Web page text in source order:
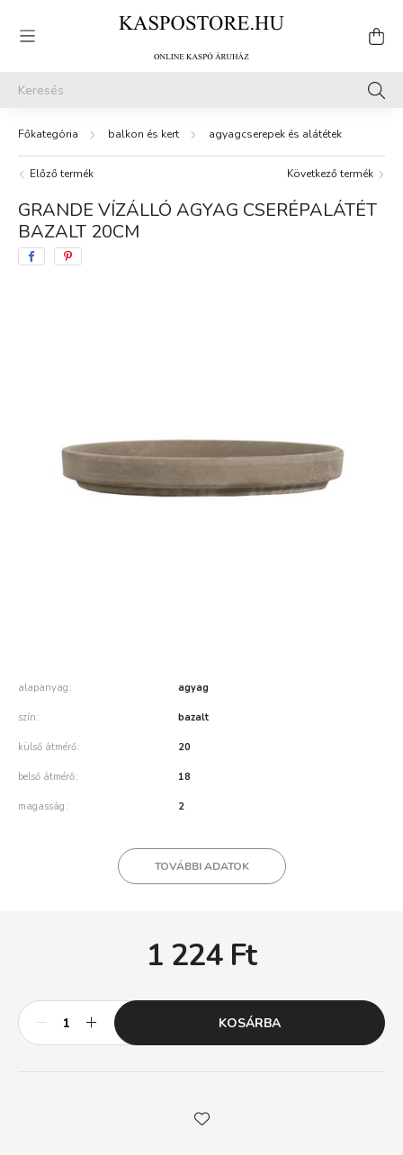
balkon és kert agyagcserepek és alátétek
Előző termék Következő termék
GRANDE VÍZÁLLÓ AGYAG CSERÉPALÁTÉT
BAZALT 20CM
alapanyag agyag
szín bazalt
külső átmérő 20
belső átmérő 18
magasság 2
TOVÁBBI ADATOK
1 224Ft
KOSÁRBA